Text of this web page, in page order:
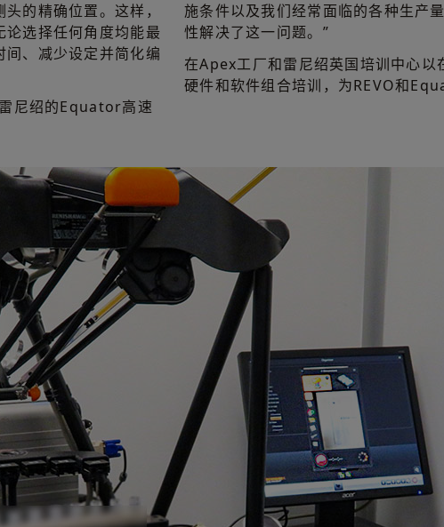
的精确位置。这样，
选择任何角度均能最
、减少设定并简化编
尼绍的Equator高速
施条件以及我们经常面临的各种生产
性解决了这一问题。”
在Apex工厂和雷尼绍英国培训中心以
硬件和软件组合培训，为REVO和